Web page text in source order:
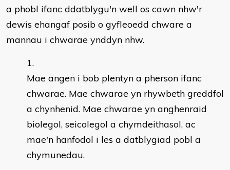
a phobl ifanc ddatblygu'n well os cawn nhw'r
dewis ehangaf posib o gyfleoedd chware a
mannau i chwarae ynddyn nhw.
Mae angen i bob plentyn a pherson ifanc
chwarae. Mae chwarae yn rhywbeth greddfol
a chynhenid. Mae chwarae yn anghenraid
biolegol, seicolegol a chymdeithasol, ac
mae'n hanfodol i les a datblygiad pobl a
chymunedau.